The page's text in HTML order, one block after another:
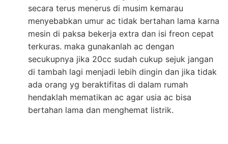
secara terus menerus di musim kemarau
menyebabkan umur ac tidak bertahan lama karna
mesin di paksa bekerja extra dan isi freon cepat
terkuras. maka gunakanlah ac dengan
secukupnya jika 20cc sudah cukup sejuk jangan
di tambah lagi menjadi lebih dingin dan jika tidak
ada orang yg beraktifitas di dalam rumah
hendaklah mematikan ac agar usia ac bisa
bertahan lama dan menghemat listrik.